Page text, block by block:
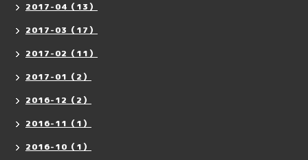
2017-04（13）
2017-03（17）
2017-02（11）
2017-01（2）
2016-12（2）
2016-11（1）
2016-10（1）